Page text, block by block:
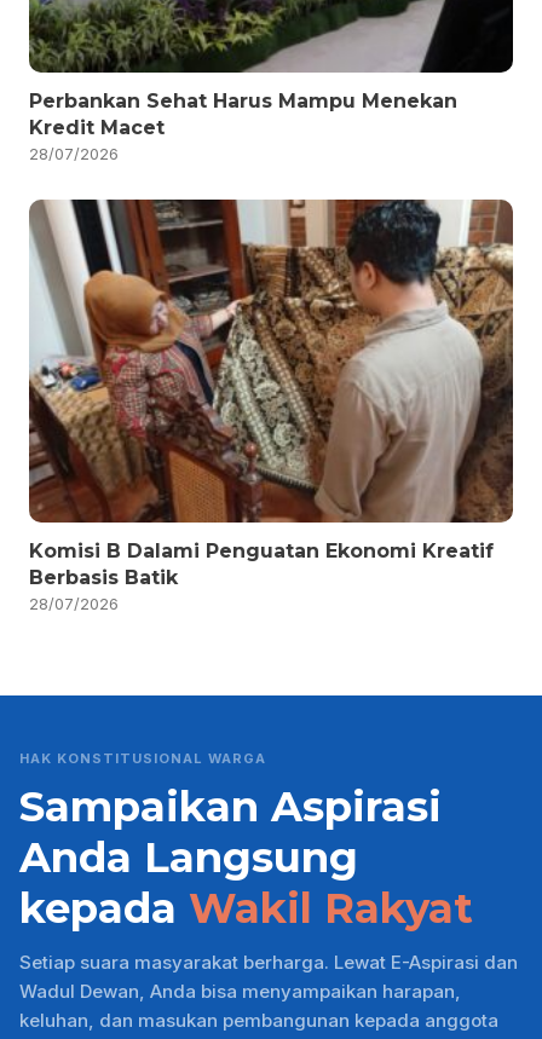
Perbankan Sehat Harus Mampu Menekan
Kredit Macet
28/07/2026
Komisi B Dalami Penguatan Ekonomi Kreatif
Berbasis Batik
28/07/2026
HAK KONSTITUSIONAL WARGA
Sampaikan Aspirasi
Anda Langsung
kepada Wakil Rakyat
Setiap suara masyarakat berharga. Lewat E-Aspirasi dan
Wadul Dewan, Anda bisa menyampaikan harapan,
keluhan, dan masukan pembangunan kepada anggota